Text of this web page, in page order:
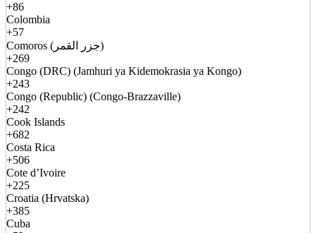
+86
Colombia
+57
Comoros (جزر القمر)
+269
Congo (DRC) (Jamhuri ya Kidemokrasia ya Kongo)
+243
Congo (Republic) (Congo-Brazzaville)
+242
Cook Islands
+682
Costa Rica
+506
Cote d’Ivoire
+225
Croatia (Hrvatska)
+385
Cuba